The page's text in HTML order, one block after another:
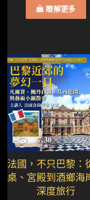
瞭解更多
法國，不只巴黎：
桌、宮殿到酒鄉海
深度旅行